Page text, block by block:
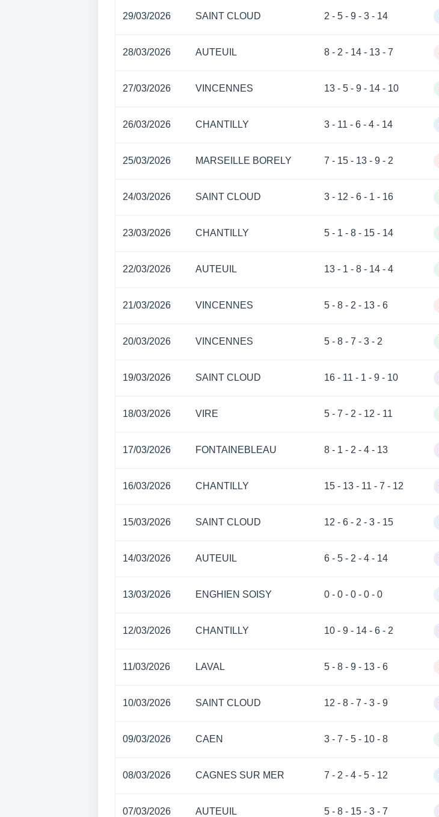
29/03/2026 SAINT CLOUD 2 - 5 - 9 - 3 - 14
28/03/2026 AUTEUIL 8 - 2 - 14 - 13 - 7
27/03/2026 VINCENNES 13 - 5 - 9 - 14 - 10
26/03/2026 CHANTILLY 3 - 11 - 6 - 4 - 14
25/03/2026 MARSEILLE BORELY 7 - 15 - 13 - 9 - 2
24/03/2026 SAINT CLOUD 3 - 12 - 6 - 1 - 16
23/03/2026 CHANTILLY 5 - 1 - 8 - 15 - 14
22/03/2026 AUTEUIL 13 - 1 - 8 - 14 - 4
21/03/2026 VINCENNES 5 - 8 - 2 - 13 - 6
20/03/2026 VINCENNES 5 - 8 - 7 - 3 - 2
19/03/2026 SAINT CLOUD 16 - 11 - 1 - 9 - 10
18/03/2026 VIRE 5 - 7 - 2 - 12 - 11
17/03/2026 FONTAINEBLEAU 8 - 1 - 2 - 4 - 13
16/03/2026 CHANTILLY 15 - 13 - 11 - 7 - 12
15/03/2026 SAINT CLOUD 12 - 6 - 2 - 3 - 15
14/03/2026 AUTEUIL 6 - 5 - 2 - 4 - 14
13/03/2026 ENGHIEN SOISY 0 - 0 - 0 - 0 - 0
12/03/2026 CHANTILLY 10 - 9 - 14 - 6 - 2
11/03/2026 LAVAL 5 - 8 - 9 - 13 - 6
10/03/2026 SAINT CLOUD 12 - 8 - 7 - 3 - 9
09/03/2026 CAEN 3 - 7 - 5 - 10 - 8
08/03/2026 CAGNES SUR MER 7 - 2 - 4 - 5 - 12
07/03/2026 AUTEUIL 5 - 8 - 15 - 3 - 7